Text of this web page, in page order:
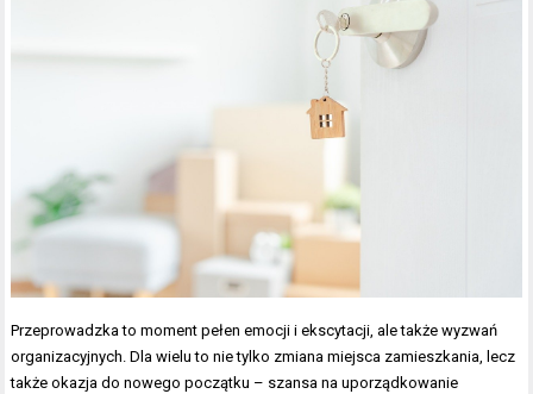
Przeprowadzka to moment pełen emocji i ekscytacji, ale także wyzwań
organizacyjnych. Dla wielu to nie tylko zmiana miejsca zamieszkania, lecz
także okazja do nowego początku – szansa na uporządkowanie